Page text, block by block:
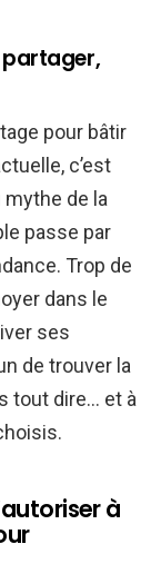
partager,
pour bâtir
c’est
mythe de la
passe par
Trop de
dans le
ses
de trouver la
tout dire… et à
à